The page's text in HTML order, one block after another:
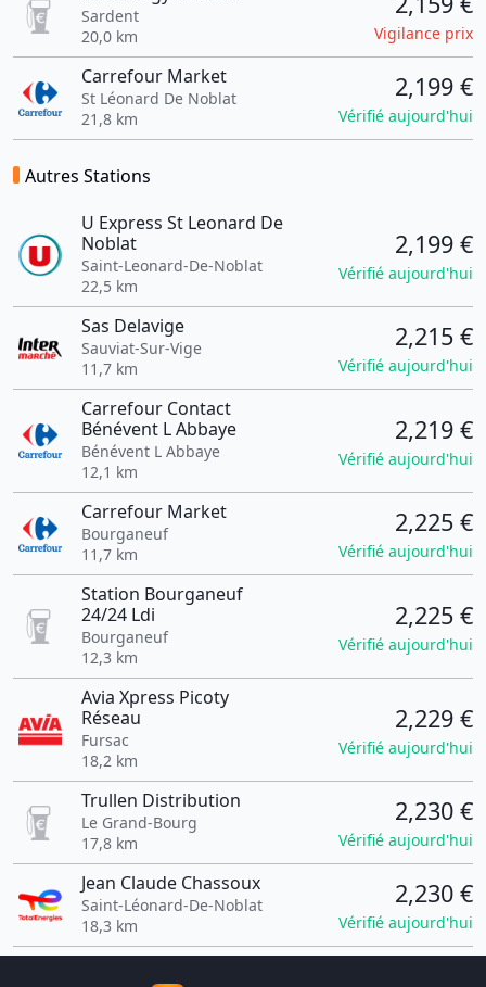
Sardent
20,0 km
Vigilance prix
Carrefour Market
St Léonard De Noblat
21,8 km
2,199 €
Vérifié aujourd'hui
Autres Stations
U Express St Leonard De
Noblat
Saint-Leonard-De-Noblat
22,5 km
2,199 €
Vérifié aujourd'hui
Sas Delavige
Sauviat-Sur-Vige
11,7 km
2,215 €
Vérifié aujourd'hui
Carrefour Contact
Bénévent L Abbaye
Bénévent L Abbaye
12,1 km
2,219 €
Vérifié aujourd'hui
Carrefour Market
Bourganeuf
11,7 km
2,225 €
Vérifié aujourd'hui
Station Bourganeuf
24/24 Ldi
Bourganeuf
12,3 km
2,225 €
Vérifié aujourd'hui
Avia Xpress Picoty
Réseau
Fursac
18,2 km
2,229 €
Vérifié aujourd'hui
Trullen Distribution
Le Grand-Bourg
17,8 km
2,230 €
Vérifié aujourd'hui
Jean Claude Chassoux
Saint-Léonard-De-Noblat
18,3 km
2,230 €
Vérifié aujourd'hui